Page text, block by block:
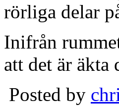
rörliga delar
Inifrån
att det är äkta
Posted by